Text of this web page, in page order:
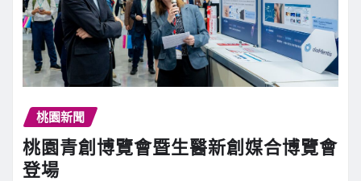
桃園新聞
桃園青創博覽會暨生醫新創媒合博覽會
登場